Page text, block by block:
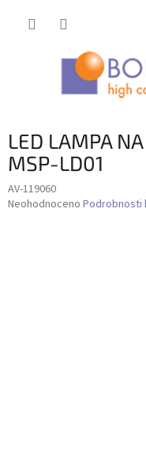
LED LAMPA
MSP-LD01
AV-119060
Průměrné
Neohodnoceno Podrobnosti